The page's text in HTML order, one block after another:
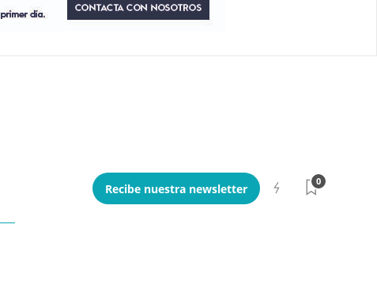
Recibe nuestra newsletter
0